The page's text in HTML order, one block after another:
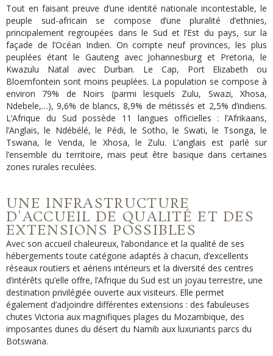
Tout en faisant preuve d’une identité nationale incontestable, le
peuple sud-africain se compose d’une pluralité d’ethnies,
principalement regroupées dans le Sud et l’Est du pays, sur la
façade de l’Océan Indien. On compte neuf provinces, les plus
peuplées étant le Gauteng avec Johannesburg et Pretoria, le
Kwazulu Natal avec Durban. Le Cap, Port Elizabeth ou
Bloemfontein sont moins peuplées. La population se compose à
environ 79% de Noirs (parmi lesquels Zulu, Swazi, Xhosa,
Ndebele,…), 9,6% de blancs, 8,9% de métissés et 2,5% d’indiens.
L’Afrique du Sud possède 11 langues officielles : l’Afrikaans,
l’Anglais, le Ndébélé, le Pédi, le Sotho, le Swati, le Tsonga, le
Tswana, le Venda, le Xhosa, le Zulu. L’anglais est parlé sur
l’ensemble du territoire, mais peut être basique dans certaines
zones rurales reculées.
UNE INFRASTRUCTURE
D'ACCUEIL DE QUALITÉ ET DES
EXTENSIONS POSSIBLES
Avec son accueil chaleureux, l’abondance et la qualité de ses
hébergements toute catégorie adaptés à chacun, d’excellents
réseaux routiers et aériens intérieurs et la diversité des centres
d’intérêts qu’elle offre, l’Afrique du Sud est un joyau terrestre, une
destination privilégiée ouverte aux visiteurs. Elle permet
également d’adjoindre différentes extensions : des fabuleuses
chutes Victoria aux magnifiques plages du Mozambique, des
imposantes dunes du désert du Namib aux luxuriants parcs du
Botswana.